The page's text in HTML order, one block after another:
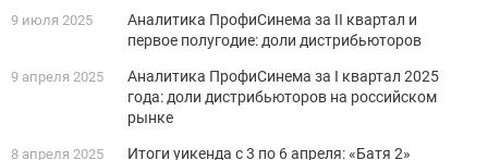
9 июля 2025
Аналитика ПрофиСинема за II квартал и
первое полугодие: доли дистрибьюторов
9 апреля 2025
Аналитика ПрофиСинема за I квартал 2025
года: доли дистрибьюторов на российском
рынке
8 апреля 2025
Итоги уикенда с 3 по 6 апреля: «Батя 2»